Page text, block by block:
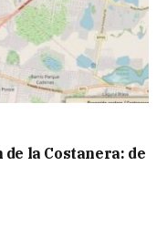
la Costanera: de